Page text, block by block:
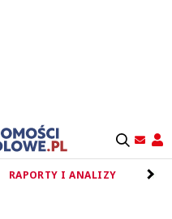
RAPORTY I ANALIZY